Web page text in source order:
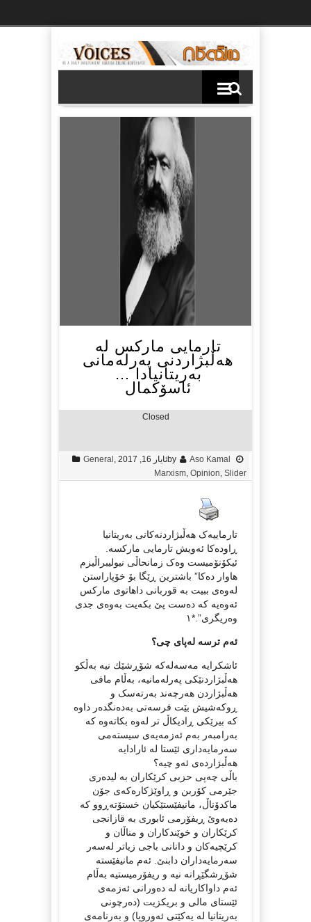
تارمایی مارکس لە
هەڵبژاردنی پەرلەمانی
بەریتانیادا …
ئاسۆکمال
Closed
by Aso Kamal ئایار 16, 2017 General
Marxism Opinion Slider
تارماییەک هەڵبژاردنەکانی بەریتانیا
ڕاودەکا ئەویش تارمایی مارکسە.
ئیکۆنۆمیست وەک زمانحاڵی نیولیبراڵیزم
هاوار دەکا” باشترین ڕێگا بۆ خۆپاراستن
لەوەی ببیت بە قوربانی داهاتوی مارکس
ئەوەیە کە دەست پێ بکەیت بەوەی جدی
وەریگری”.*١
ئەم ترسە لەپای چی؟
ئاشکرایە مەسەلەکە شۆڕشێك نیە بەڵکو
هەڵبژاردنێکی پەرلەمانیە، بەڵام مافی
هەڵبژاردن هەرچەند بەرتەسک و
ڕوکەشیش بێت فرسەتی بەدەنگدەر داوە
کە بیرێکی ڕادیکاڵ تر لەوە بکاتەوە کە
بەرامبەر بەم ئەزمەیەی سیستەمی
سەرمایەداری ئێستا لە ئارادایە
هەڵبژاردەی ئەو چیە؟
باڵی چەپی حزبی کرێکاران بە لیدەری
جێرمی کۆربن و ڕاوێژکارەکەی جۆن
ماکدۆناڵ، مانیفێستێکیان خستۆتەڕوو کە
دەیەوێ ڕیفۆرمی ئابوری بە قازانجی
کرێکاران و خوێندکاران و مناڵان و
کرێچیەکان و دانانی باجی زیاتر لەسەر
سەرمایەداران دابنێ. ئەم مانیفێستە
شۆڕشگێڕانە نیە و ریفۆرمیستیە بەڵام
ئەم داواکاریانە لە دەورانی ئەزمەی
ئێستای مالی و بریکزیت (دەرچونی
بەریتانیا لە یەکێتی ئەوروپا) و بەرنامەی